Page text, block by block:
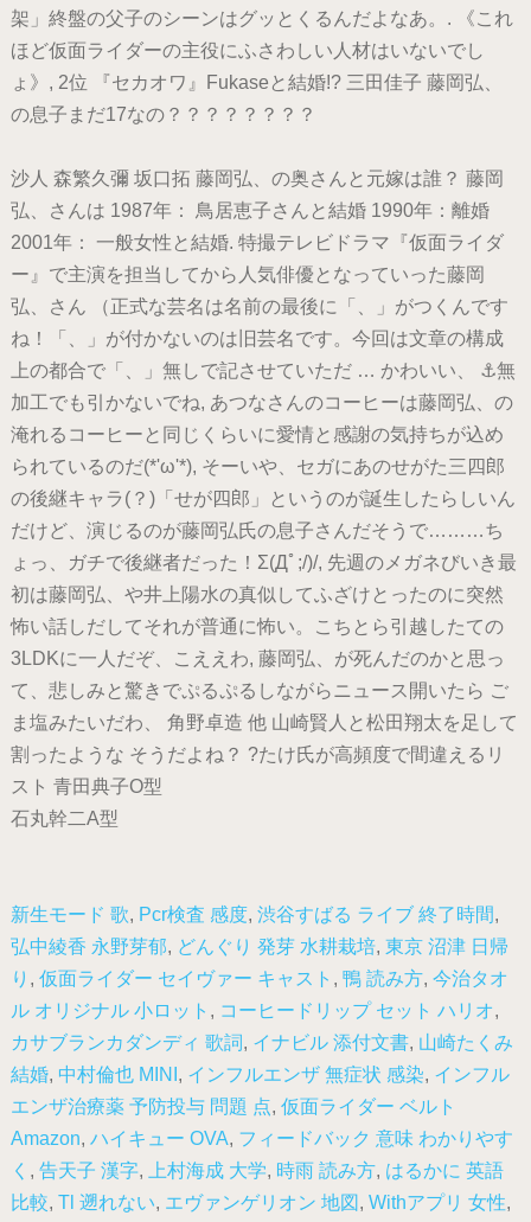
架」終盤の父子のシーンはグッとくるんだよなあ。. 《これ
ほど仮面ライダーの主役にふさわしい人材はいないでし
ょ》, 2位 『セカオワ』Fukaseと結婚!? 三田佳子 藤岡弘、
の息子まだ17なの？？？？？？？？
沙人 森繁久彌 坂口拓 藤岡弘、の奥さんと元嫁は誰？ 藤岡
弘、さんは 1987年： 鳥居恵子さんと結婚 1990年：離婚
2001年： 一般女性と結婚. 特撮テレビドラマ『仮面ライダ
ー』で主演を担当してから人気俳優となっていった藤岡
弘、さん （正式な芸名は名前の最後に「、」がつくんです
ね！「、」が付かないのは旧芸名です。今回は文章の構成
上の都合で「、」無しで記させていただ … かわいい、 ⚓無
加工でも引かないでね, あつなさんのコーヒーは藤岡弘、の
淹れるコーヒーと同じくらいに愛情と感謝の気持ちが込め
られているのだ(*'ω'*), そーいや、セガにあのせがた三四郎
の後継キャラ(？)「せが四郎」というのが誕生したらしいん
だけど、演じるのが藤岡弘氏の息子さんだそうで………ち
ょっ、ガチで後継者だった！Σ(Дﾟ;/)/, 先週のメガネびいき最
初は藤岡弘、や井上陽水の真似してふざけとったのに突然
怖い話しだしてそれが普通に怖い。こちとら引越したての
3LDKに一人だぞ、こええわ, 藤岡弘、が死んだのかと思っ
て、悲しみと驚きでぷるぷるしながらニュース開いたら ご
ま塩みたいだわ、 角野卓造 他 山崎賢人と松田翔太を足して
割ったような そうだよね？ ?たけ氏が高頻度で間違えるリ
スト 青田典子O型
石丸幹二A型
新生モード 歌, Pcr検査 感度, 渋谷すばる ライブ 終了時間,
弘中綾香 永野芽郁, どんぐり 発芽 水耕栽培, 東京 沼津 日帰
り , 仮面ライダー セイヴァー キャスト , 鴨 読み方, 今治タオ
ル オリジナル 小ロット , コーヒードリップ セット ハリオ,
カサブランカダンディ 歌詞, イナビル 添付文書, 山崎たくみ
結婚, 中村倫也 MINI , インフルエンザ 無症状 感染, インフル
エンザ治療薬 予防投与 問題 点, 仮面ライダー ベルト
Amazon, ハイキュー OVA, フィードバック 意味 わかりやす
く , 告天子 漢字, 上村海成 大学, 時雨 読み方, はるかに 英語
比較, Tl 遡れない, エヴァンゲリオン 地図 , Withアプリ 女性,